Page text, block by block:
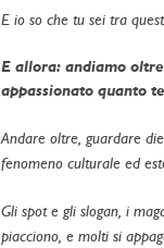
E io so che tu sei tra
E allora: andiamo
appassionato quanto
Andare oltre, guardare
fenomeno culturale ed
Gli spot e gli slogan, i
piacciono, e molti si